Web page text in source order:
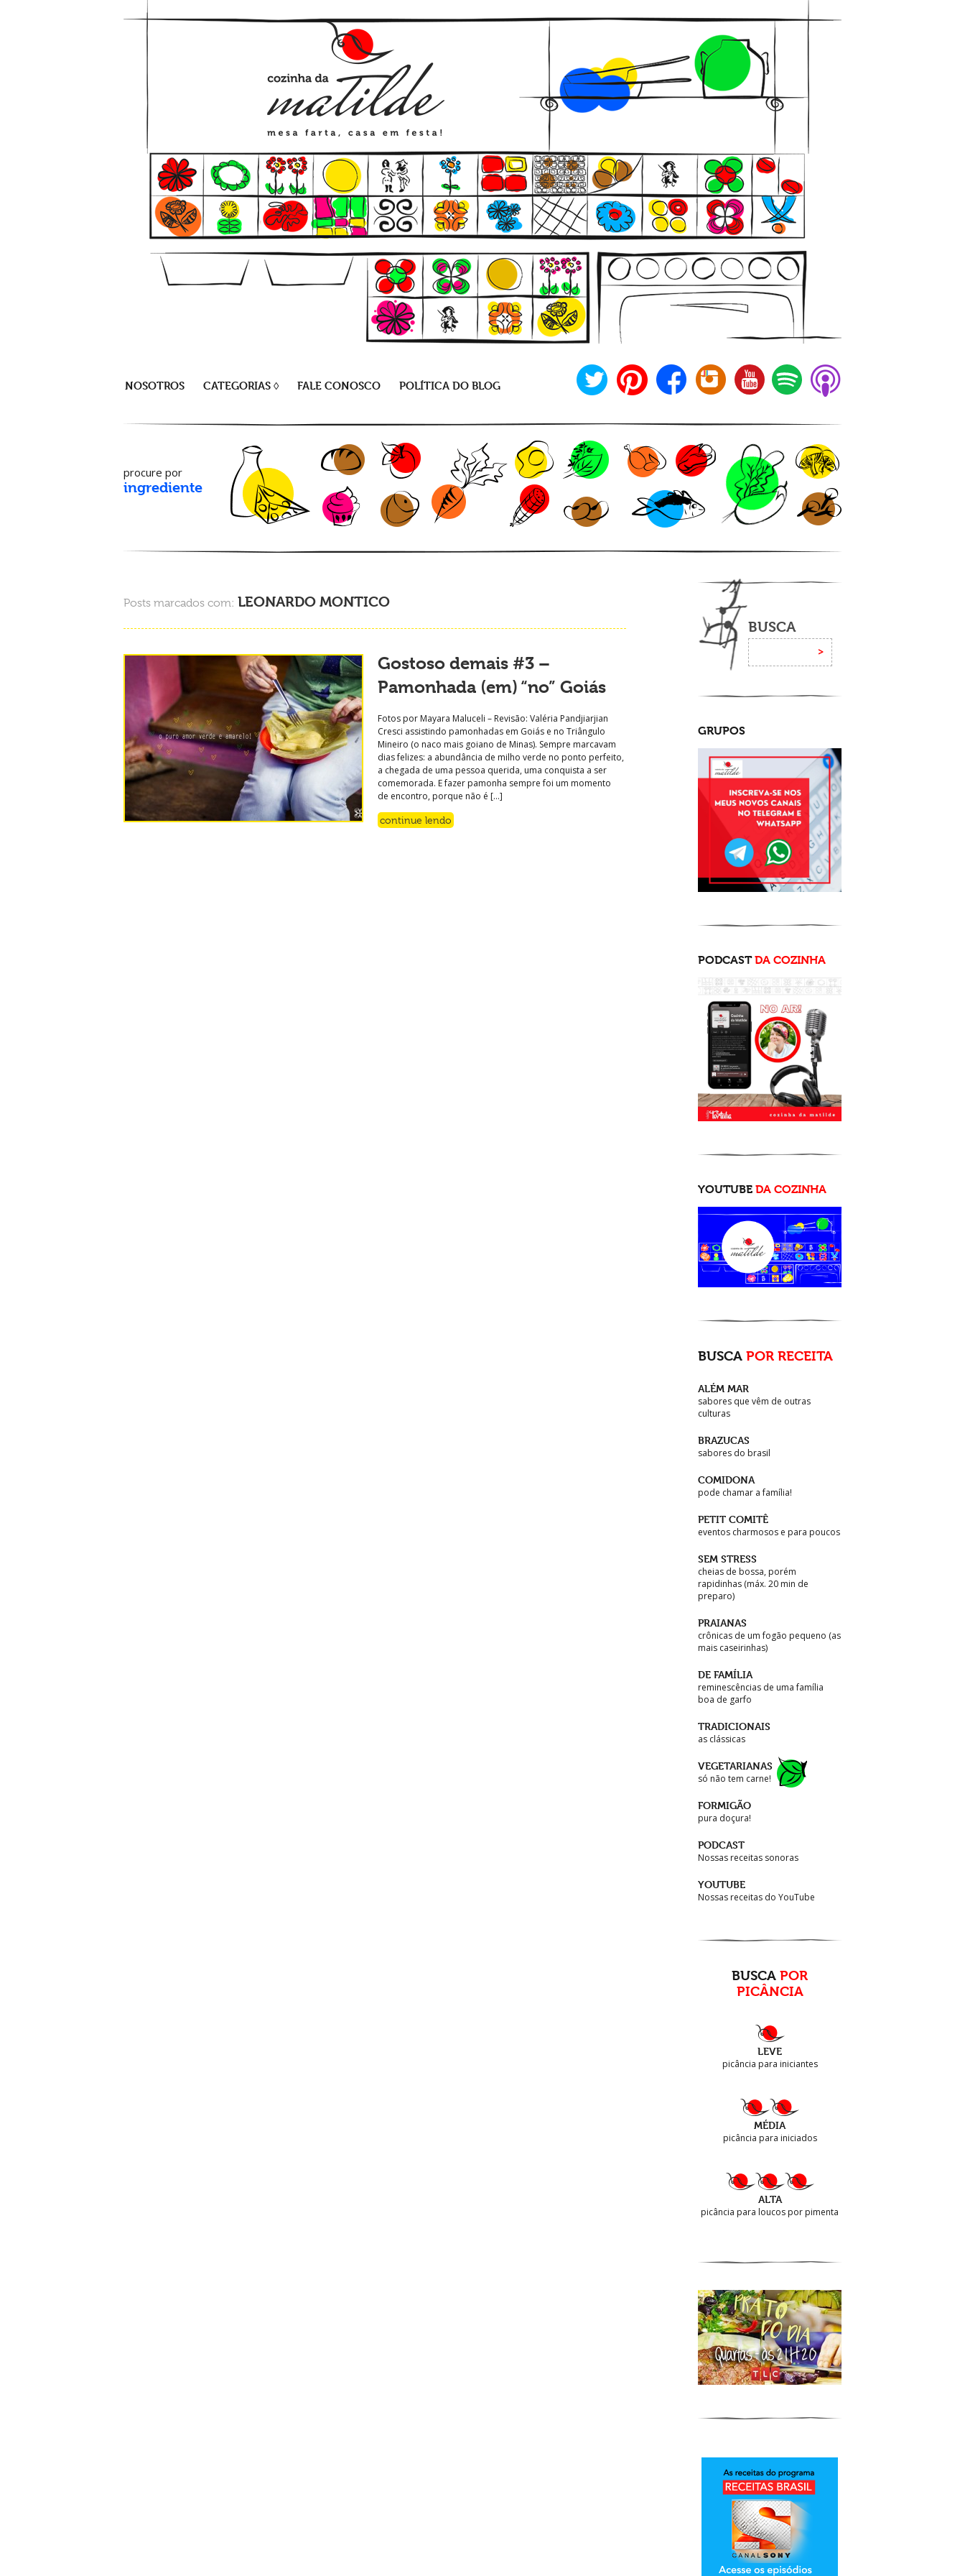
NOSOTROS CATEGORIAS ◊ FALE CONOSCO POLÍTICA DO BLOG
procure por
ingrediente
Posts marcados com: LEONARDO MONTICO
Gostoso demais #3 –
Pamonhada (em) “no” Goiás
Fotos por Mayara Maluceli – Revisão: Valéria Pandjiarjian
Cresci assistindo pamonhadas em Goiás e no Triângulo
Mineiro (o naco mais goiano de Minas). Sempre marcavam
dias felizes: a abundância de milho verde no ponto perfeito,
a chegada de uma pessoa querida, uma conquista a ser
comemorada. E fazer pamonha sempre foi um momento
de encontro, porque não é […]
continue lendo
BUSCA
GRUPOS
PODCASTDA COZINHA
YOUTUBE DA COZINHA
BUSCA POR RECEITA
ALÉM MAR
sabores que vêm de outras
culturas
BRAZUCAS
sabores do brasil
COMIDONA
pode chamar a família!
PETIT COMITÊ
eventos charmosos e para poucos
SEM STRESS
cheias de bossa, porém
rapidinhas (máx. 20 min de
preparo)
PRAIANAS
crônicas de um fogão pequeno (as
mais caseirinhas)
DE FAMÍLIA
reminescências de uma família
boa de garfo
TRADICIONAIS
as clássicas
VEGETARIANAS
só não tem carne!
FORMIGÃO
pura doçura!
PODCAST
Nossas receitas sonoras
YOUTUBE
Nossas receitas do YouTube
BUSCA POR
PICÂNCIA
LEVE
picância para iniciantes
MÉDIA
picância para iniciados
ALTA
picância para loucos por pimenta